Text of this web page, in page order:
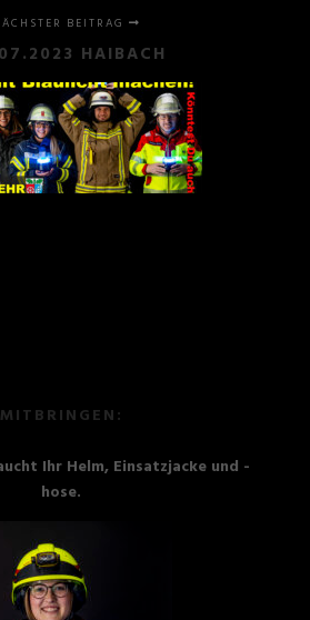
BEITRAG
HAIBACH
MITBRINGEN:
Ihr Helm, Einsatzjacke und -
hose.